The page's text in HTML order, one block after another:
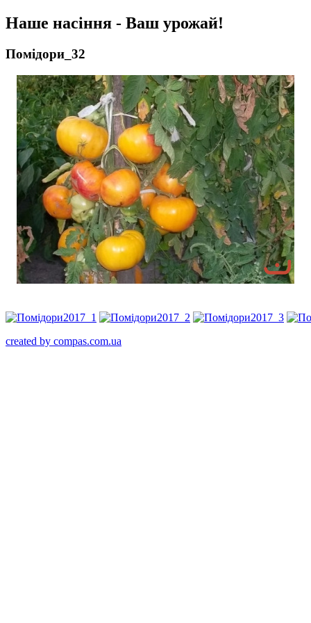
Наше насіння - Ваш урожай!
Помідори_32
created by compas.com.ua